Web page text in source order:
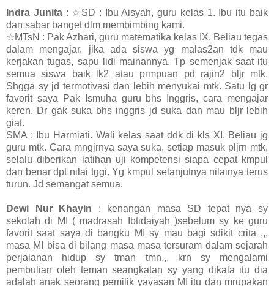
Indra Junita : ☆SD : Ibu Aisyah, guru kelas 1. Ibu itu baik
dan sabar banget dlm membimbing kami.
☆MTsN : Pak Azhari, guru matematika kelas IX. Beliau tegas
dalam mengajar, jika ada siswa yg malas2an tdk mau
kerjakan tugas, sapu lidi mainannya. Tp semenjak saat itu
semua siswa baik lk2 atau prmpuan pd rajin2 bljr mtk.
Shgga sy jd termotivasi dan lebih menyukai mtk. Satu lg gr
favorit saya Pak Ismuha guru bhs Inggris, cara mengajar
keren. Dr gak suka bhs inggris jd suka dan mau bljr lebih
giat.
SMA : Ibu Harmiati. Wali kelas saat ddk di kls XI. Beliau jg
guru mtk. Cara mngjrnya saya suka, setiap masuk pljrn mtk,
selalu diberikan latihan uji kompetensi siapa cepat kmpul
dan benar dpt nilai tggi. Yg kmpul selanjutnya nilainya terus
turun. Jd semangat semua.
Dewi Nur Khayin : kenangan masa SD tepat nya sy
sekolah di MI ( madrasah Ibtidaiyah )sebelum sy ke guru
favorit saat saya di bangku MI sy mau bagi sdikit crita ,,,
masa MI bisa di bilang masa masa tersuram dalam sejarah
perjalanan hidup sy tman tmn,,, krn sy mengalami
pembulian oleh teman seangkatan sy yang dikala itu dia
adalah anak seorang pemilik yayasan MI itu dan mrupakan